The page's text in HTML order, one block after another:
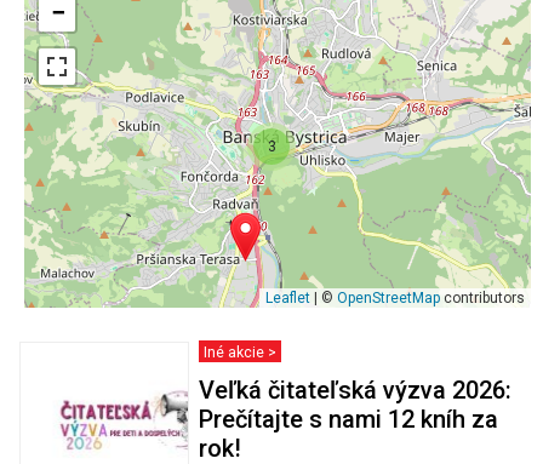
3
−
Leaflet | © OpenStreetMap contributors
Iné akcie >
Veľká čitateľská výzva 2026:
Prečítajte s nami 12 kníh za
rok!